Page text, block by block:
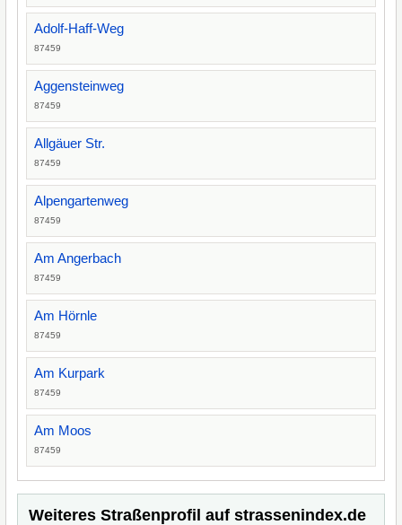
Adolf-Haff-Weg
87459
Aggensteinweg
87459
Allgäuer Str.
87459
Alpengartenweg
87459
Am Angerbach
87459
Am Hörnle
87459
Am Kurpark
87459
Am Moos
87459
Weiteres Straßenprofil auf strassenindex.de